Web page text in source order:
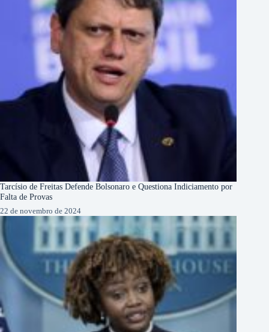
Tarcísio de Freitas Defende Bolsonaro e Questiona Indiciamento por
Falta de Provas
22 de novembro de 2024